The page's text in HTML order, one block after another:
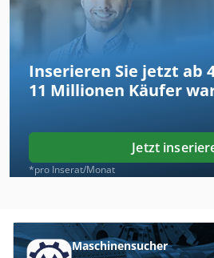
Inserieren Sie jetzt ab
11 Millionen Käufer
Jetzt
*pro Inserat/Monat
Maschinensucher